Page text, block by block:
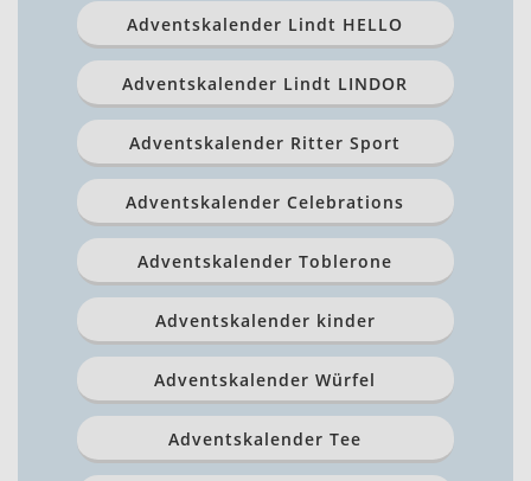
Adventskalender Lindt HELLO
Adventskalender Lindt LINDOR
Adventskalender Ritter Sport
Adventskalender Celebrations
Adventskalender Toblerone
Adventskalender kinder
Adventskalender Würfel
Adventskalender Tee